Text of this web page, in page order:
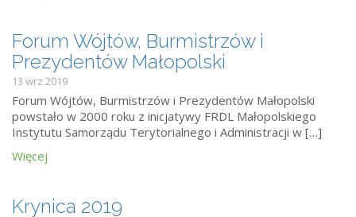
Forum Wójtów, Burmistrzów i
Prezydentów Małopolski
13 wrz 2019
Forum Wójtów, Burmistrzów i Prezydentów Małopolski
powstało w 2000 roku z inicjatywy FRDL Małopolskiego
Instytutu Samorządu Terytorialnego i Administracji w […]
Więcej
Krynica 2019